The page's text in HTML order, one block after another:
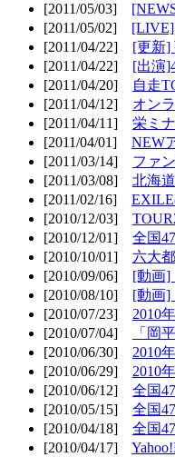
[2011/05/03]
[2011/05/02]
[2011/04/22] [更新]
[2011/04/22] [出演
[2011/04/20]
自走
[2011/04/12] オン
[2011/04/11] 栄ミ
[2011/04/01] NEW
[2011/03/14] ファ
[2011/03/08] 北海
[2011/02/16]
[2010/12/03]
[2010/12/01] 全国
[2010/10/01] 六大
[2010/09/06] [動画]
[2010/08/10] [動画]
[2010/07/23] 2010
[2010/07/04]
「岡
[2010/06/30] 2010
[2010/06/29] 2010
[2010/06/12] 全国
[2010/05/15] 全国
[2010/04/18] 全国
[2010/04/17]